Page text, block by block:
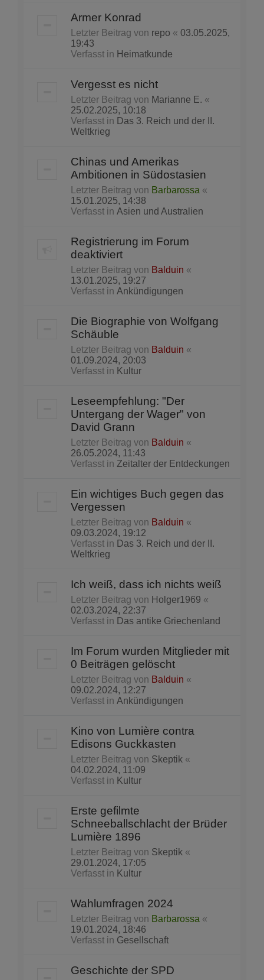
Armer Konrad
Letzter Beitrag von repo « 03.05.2025,
19:43
Verfasst in Heimatkunde
Vergesst es nicht
Letzter Beitrag von Marianne E. «
25.02.2025, 10:18
Verfasst in Das 3. Reich und der II.
Weltkrieg
Chinas und Amerikas
Ambitionen in Südostasien
Letzter Beitrag von Barbarossa «
15.01.2025, 14:38
Verfasst in Asien und Australien
Registrierung im Forum
deaktiviert
Letzter Beitrag von Balduin «
13.01.2025, 19:27
Verfasst in Ankündigungen
Die Biographie von Wolfgang
Schäuble
Letzter Beitrag von Balduin «
01.09.2024, 20:03
Verfasst in Kultur
Leseempfehlung: "Der
Untergang der Wager" von
David Grann
Letzter Beitrag von Balduin «
26.05.2024, 11:43
Verfasst in Zeitalter der Entdeckungen
Ein wichtiges Buch gegen das
Vergessen
Letzter Beitrag von Balduin «
09.03.2024, 19:12
Verfasst in Das 3. Reich und der II.
Weltkrieg
Ich weiß, dass ich nichts weiß
Letzter Beitrag von Holger1969 «
02.03.2024, 22:37
Verfasst in Das antike Griechenland
Im Forum wurden Mitglieder mit
0 Beiträgen gelöscht
Letzter Beitrag von Balduin «
09.02.2024, 12:27
Verfasst in Ankündigungen
Kino von Lumière contra
Edisons Guckkasten
Letzter Beitrag von Skeptik «
04.02.2024, 11:09
Verfasst in Kultur
Erste gefilmte
Schneeballschlacht der Brüder
Lumière 1896
Letzter Beitrag von Skeptik «
29.01.2024, 17:05
Verfasst in Kultur
Wahlumfragen 2024
Letzter Beitrag von Barbarossa «
19.01.2024, 18:46
Verfasst in Gesellschaft
Geschichte der SPD